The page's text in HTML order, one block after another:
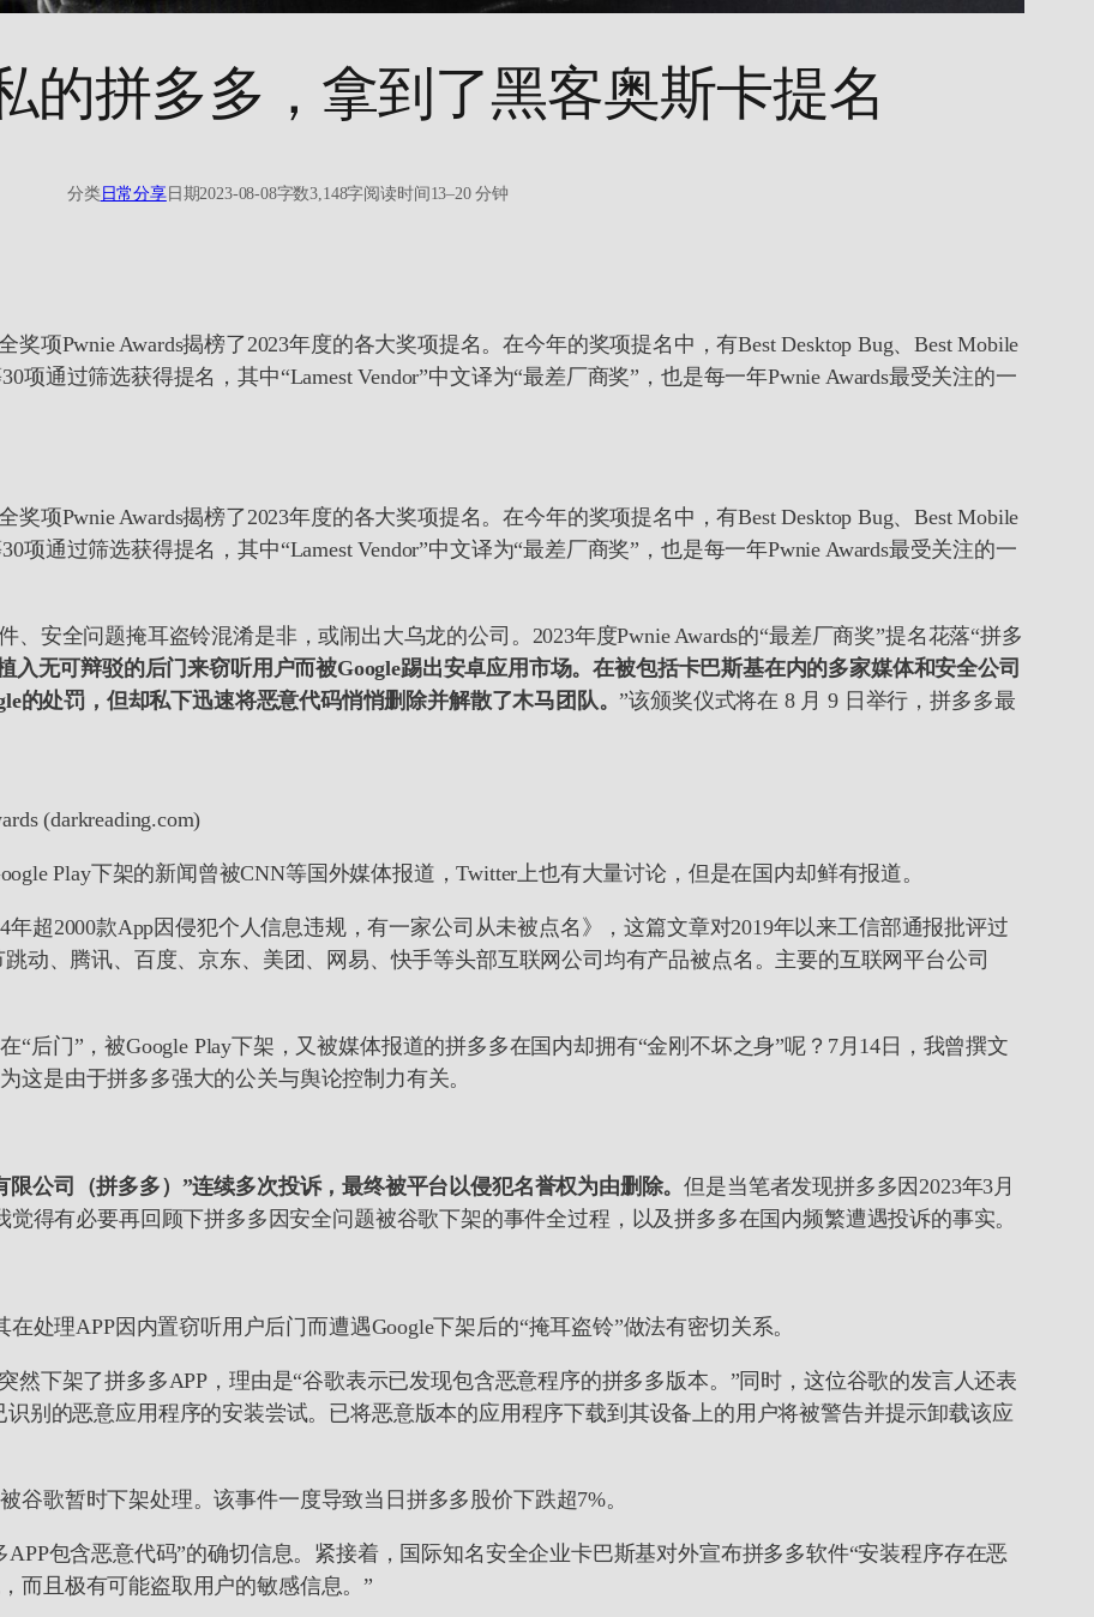
的拼多多，拿到了黑客奥斯卡提名
分类日常分享日期2023-08-08字数3,148字阅读时间 13–20 分钟
项Pwnie Awards揭榜了2023年度的各大奖项提名。在今年的奖项提名中，有Best Desktop Bug、Best Mobile
30项通过筛选获得提名，其中“Lamest Vendor”中文译为“最差厂商奖”，也是每一年Pwnie Awards最受关注的一
项Pwnie Awards揭榜了2023年度的各大奖项提名。在今年的奖项提名中，有Best Desktop Bug、Best Mobile
30项通过筛选获得提名，其中“Lamest Vendor”中文译为“最差厂商奖”，也是每一年Pwnie Awards最受关注的一
安全问题掩耳盗铃混淆是非，或闹出大乌龙的公司。2023年度Pwnie Awards的“最差厂商奖”提名花落“拼多
入无可辩驳的后门来窃听用户而被Google踢出安卓应用市场。在被包括卡巴斯基在内的多家媒体和安全公司
的处罚，但却私下迅速将恶意代码悄悄删除并解散了木马团队。”该颁奖仪式将在 8 月 9 日举行，拼多多最
(darkreading.com)
Play下架的新闻曾被CNN等国外媒体报道，Twitter上也有大量讨论，但是在国内却鲜有报道。
超2000款App因侵犯个人信息违规，有一家公司从未被点名》，这篇文章对2019年以来工信部通报批评过
动、腾讯、百度、京东、美团、网易、快手等头部互联网公司均有产品被点名。主要的互联网平台公司
后门”，被Google Play下架，又被媒体报道的拼多多在国内却拥有“金刚不坏之身”呢？7月14日，我曾撰文
这是由于拼多多强大的公关与舆论控制力有关。
公司（拼多多）”连续多次投诉，最终被平台以侵犯名誉权为由删除。但是当笔者发现拼多多因2023年3月
觉得有必要再回顾下拼多多因安全问题被谷歌下架的事件全过程，以及拼多多在国内频繁遭遇投诉的事实。
处理APP因内置窃听用户后门而遭遇Google下架后的“掩耳盗铃”做法有密切关系。
然下架了拼多多APP，理由是“谷歌表示已发现包含恶意程序的拼多多版本。”同时，这位谷歌的发言人还表
识别的恶意应用程序的安装尝试。已将恶意版本的应用程序下载到其设备上的用户将被警告并提示卸载该应
谷歌暂时下架处理。该事件一度导致当日拼多多股价下跌超7%。
包含恶意代码”的确切信息。紧接着，国际知名安全企业卡巴斯基对外宣布拼多多软件“安装程序存在恶
而且极有可能盗取用户的敏感信息。”